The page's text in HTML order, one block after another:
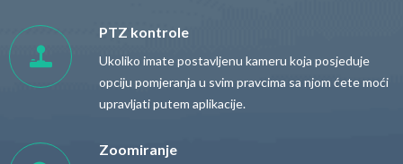
PTZ kontrole
Ukoliko imate postavljenu kameru koja posjeduje
opciju pomjeranja u svim pravcima sa njom ćete moći
upravljati putem aplikacije.
Zoomiranje